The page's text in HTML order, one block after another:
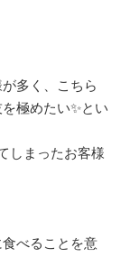
多く、こちら
極めたい✨とい
しまったお客様
食べることを意